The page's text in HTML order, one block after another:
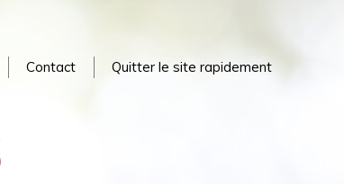
Contact Quitter le site rapidement